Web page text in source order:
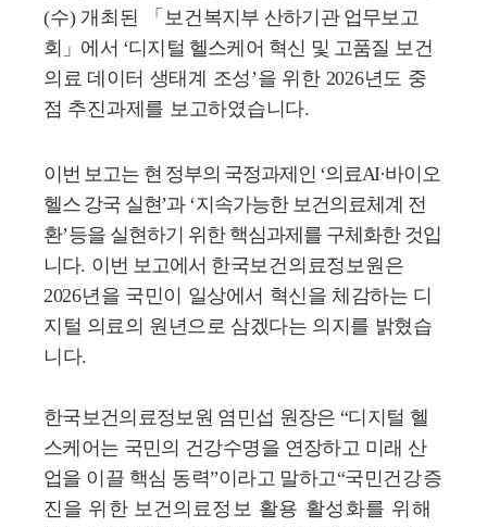
(수) 개최된 「 보건복지부 산하기관 업무보고
회 」 에서 ‘디지털 헬스케어 혁신 및 고품질 보건
의료 데이터 생태계 조성’을 위한 2026년도 중
점 추진과제를 보고하였습니다.
이번 보고는 현 정부의 국정과제인 ‘의료AI·바이오
헬스 강국 실현’과 ‘지속가능한 보건의료체계 전
환’등을 실현하기 위한 핵심과제를 구체화한 것입
니다. 이번 보고에서 한국보건의료정보원은
2026년을 국민이 일상에서 혁신을 체감하는 디
지털 의료의 원년으로 삼겠다는 의지를 밝혔습
니다.
한국보건의료정보원 염민섭 원장은 “디지털 헬
스케어는 국민의 건강수명을 연장하고 미래 산
업을 이끌 핵심 동력”이라고 말하고“국민건강증
진을 위한 보건의료정보 활용 활성화를 위해